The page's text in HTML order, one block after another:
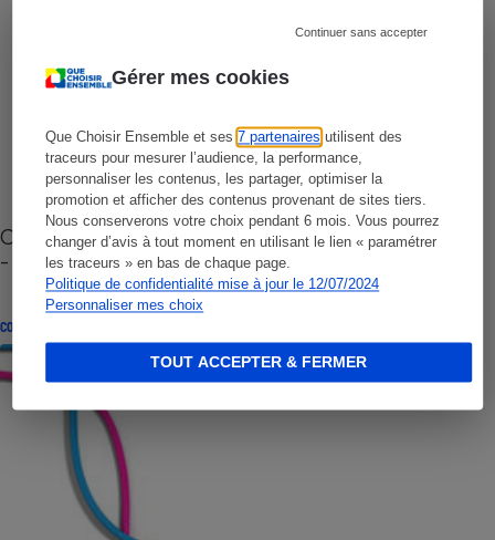
Gérer mes cookies
Que Choisir Ensemble et ses7 partenaires utilisent des
traceurs pour mesurer l’audience, la performance,
personnaliser les contenus, les partager, optimiser la
promotion et afficher des contenus provenant de sites tiers.
Nous conserverons votre choix pendant 6 mois. Vous pourrez
changer d’avis à tout moment en utilisant le lien « paramétrer
les traceurs » en bas de chaque page.
Politique de confidentialité mise à jour le 12/07/2024
Personnaliser mes choix
Continuer sans accepter
TOUT ACCEPTER & FERMER
Cafetière à capsules zéro déchet CoffeeB (vidéo)
- Premières impressions
CONSEILS